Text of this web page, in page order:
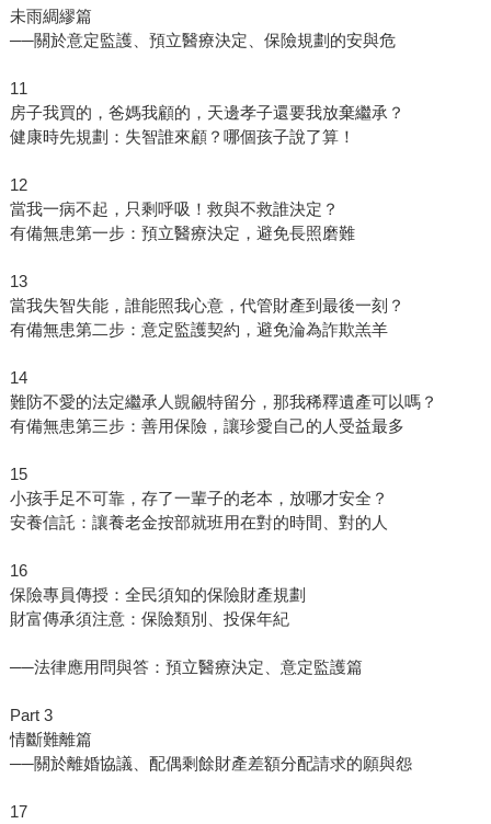
未雨綢繆篇
──關於意定監護、預立醫療決定、保險規劃的安與危
11
房子我買的，爸媽我顧的，天邊孝子還要我放棄繼承？
健康時先規劃：失智誰來顧？哪個孩子說了算！
12
當我一病不起，只剩呼吸！救與不救誰決定？
有備無患第一步：預立醫療決定，避免長照磨難
13
當我失智失能，誰能照我心意，代管財產到最後一刻？
有備無患第二步：意定監護契約，避免淪為詐欺羔羊
14
難防不愛的法定繼承人覬覦特留分，那我稀釋遺產可以嗎？
有備無患第三步：善用保險，讓珍愛自己的人受益最多
15
小孩手足不可靠，存了一輩子的老本，放哪才安全？
安養信託：讓養老金按部就班用在對的時間、對的人
16
保險專員傳授：全民須知的保險財產規劃
財富傳承須注意：保險類別、投保年紀
──法律應用問與答：預立醫療決定、意定監護篇
Part 3
情斷難離篇
──關於離婚協議、配偶剩餘財產差額分配請求的願與怨
17